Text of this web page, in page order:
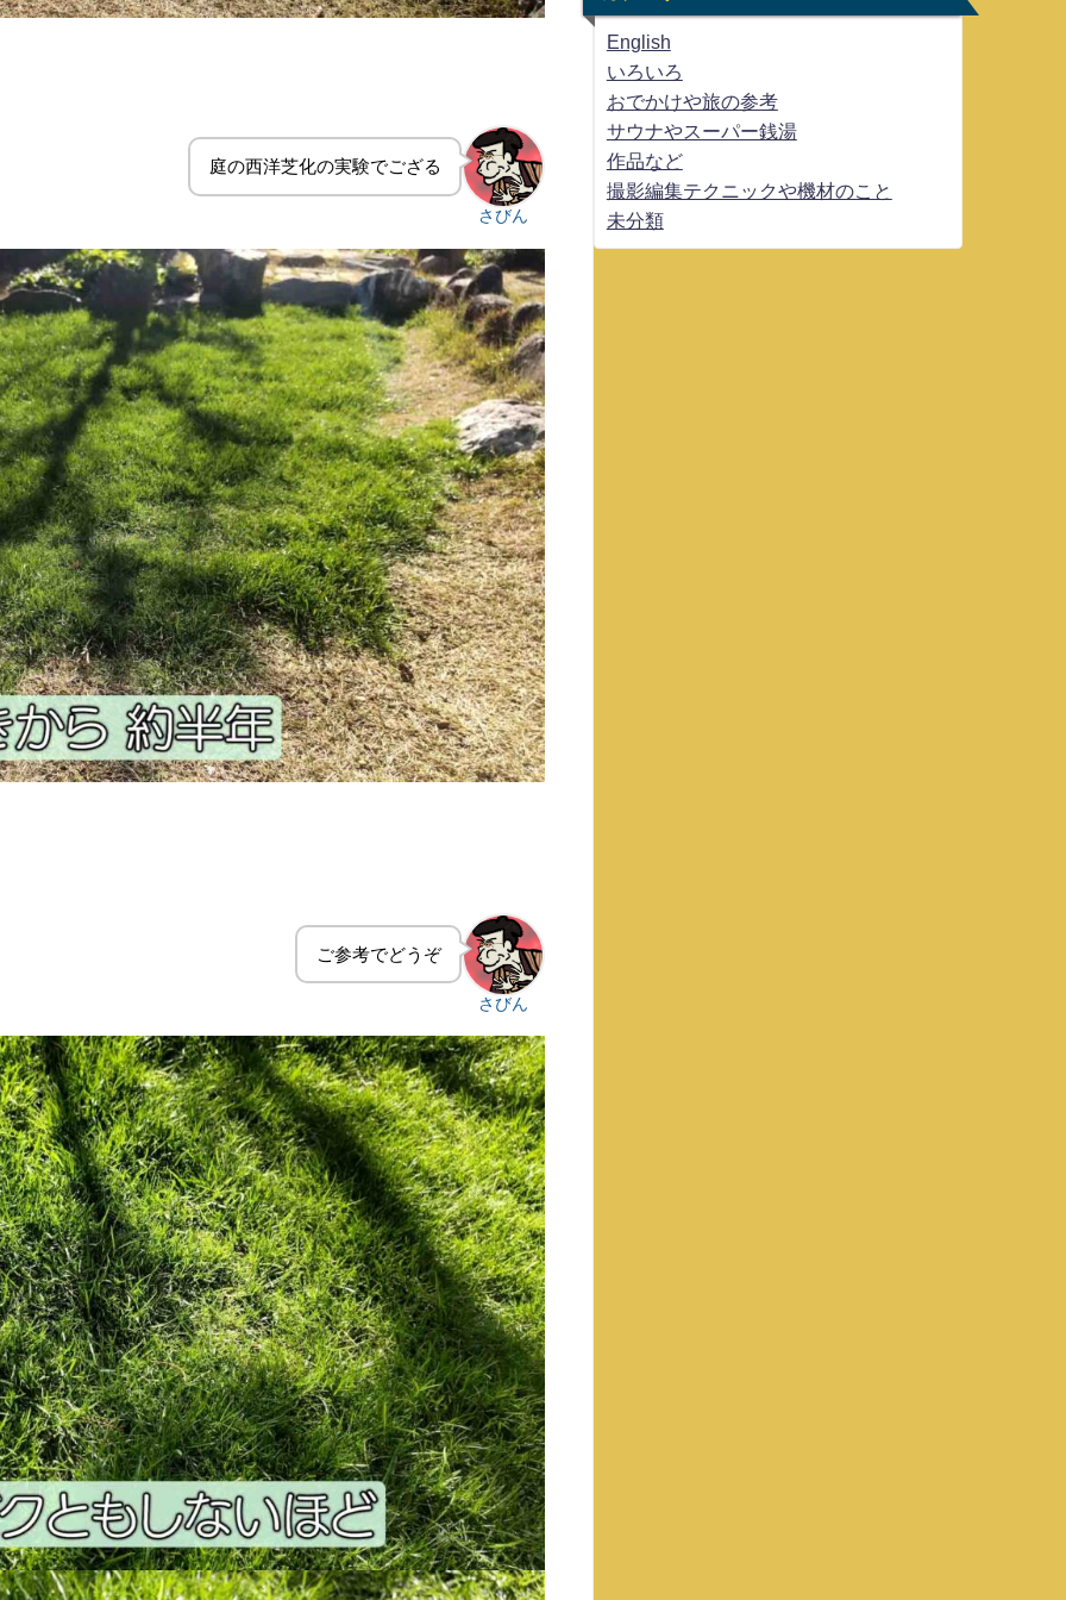
さびん
庭の西洋芝化の実験でござる
さびん
ご参考でどうぞ
English
いろいろ
おでかけや旅の参考
サウナやスーパー銭湯
作品など
撮影編集テクニックや機材のこと
未分類